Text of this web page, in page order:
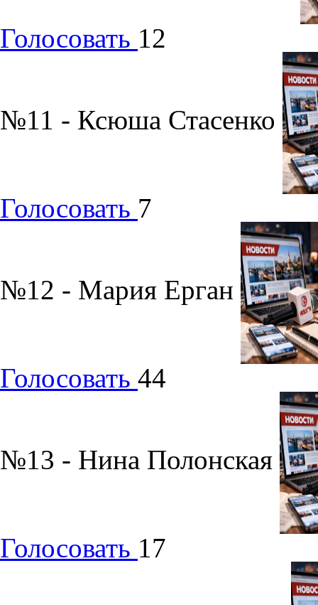
Голосовать 12
№11 - Ксюша Стасенко
Голосовать 7
№12 - Мария Ерган
Голосовать 44
№13 - Нина Полонская
Голосовать 17